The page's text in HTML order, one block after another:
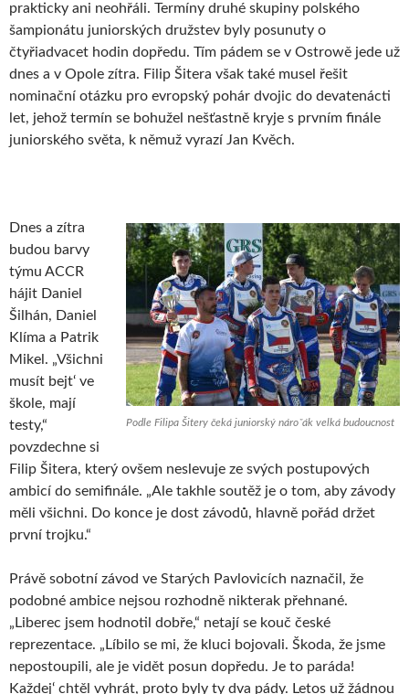
prakticky ani neohřáli. Termíny druhé skupiny polského
šampionátu juniorských družstev byly posunuty o
čtyřiadvacet hodin dopředu. Tím pádem se v Ostrowě jede už
dnes a v Opole zítra. Filip Šitera však také musel řešit
nominační otázku pro evropský pohár dvojic do devatenácti
let, jehož termín se bohužel nešťastně kryje s prvním finále
juniorského světa, k němuž vyrazí Jan Kvěch.
Podle Filipa Šitery čeká juniorský nároˇák velká budoucnost
Dnes a zítra
budou barvy
týmu ACCR
hájit Daniel
Šilhán, Daniel
Klíma a Patrik
Mikel. „Všichni
musít bejt‘ ve
škole, mají
testy,“
povzdechne si
Filip Šitera, který ovšem neslevuje ze svých postupových
ambicí do semifinále. „Ale takhle soutěž je o tom, aby závody
měli všichni. Do konce je dost závodů, hlavně pořád držet
první trojku.“
Právě sobotní závod ve Starých Pavlovicích naznačil, že
podobné ambice nejsou rozhodně nikterak přehnané.
„Liberec jsem hodnotil dobře,“ netají se kouč české
reprezentace. „Líbilo se mi, že kluci bojovali. Škoda, že jsme
nepostoupili, ale je vidět posun dopředu. Je to paráda!
Každej‘ chtěl vyhrát, proto byly ty dva pády. Letos už žádnou